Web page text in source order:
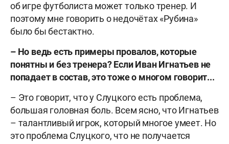
об игре футболиста может только тренер. И
поэтому мне говорить о недочётах «Рубина»
было бы бестактно.
– Но ведь есть примеры провалов, которые
понятны и без тренера? Если Иван Игнатьев не
попадает в состав, это тоже о многом говорит...
– Это говорит, что у Слуцкого есть проблема,
большая головная боль. Всем ясно, что Игнатьев
– талантливый игрок, который многое умеет. Но
это проблема Слуцкого, что не получается